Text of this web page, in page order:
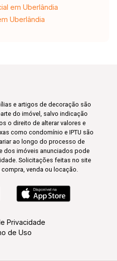
em Uberlândia
Uberlândia
e artigos de decoração são
do imóvel, salvo indicação
o direito de alterar valores e
como condomínio e IPTU são
ao longo do processo de
dos imóveis anunciados pode
Solicitações feitas no site
venda ou locação.
Privacidade
de Uso